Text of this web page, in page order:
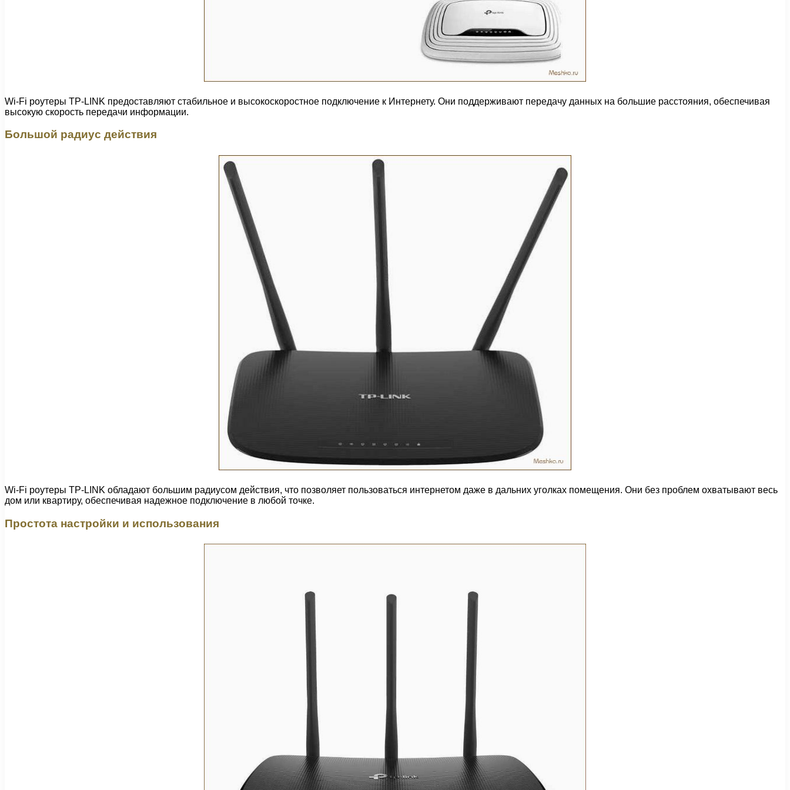
Wi-Fi роутеры TP-LINK предоставляют стабильное и высокоскоростное подключение к Интернету. Они поддерживают передачу данных на большие расстояния, обеспечивая
высокую скорость передачи информации.
Большой радиус действия
Wi-Fi роутеры TP-LINK обладают большим радиусом действия, что позволяет пользоваться интернетом даже в дальних уголках помещения. Они без проблем охватывают весь
дом или квартиру, обеспечивая надежное подключение в любой точке.
Простота настройки и использования